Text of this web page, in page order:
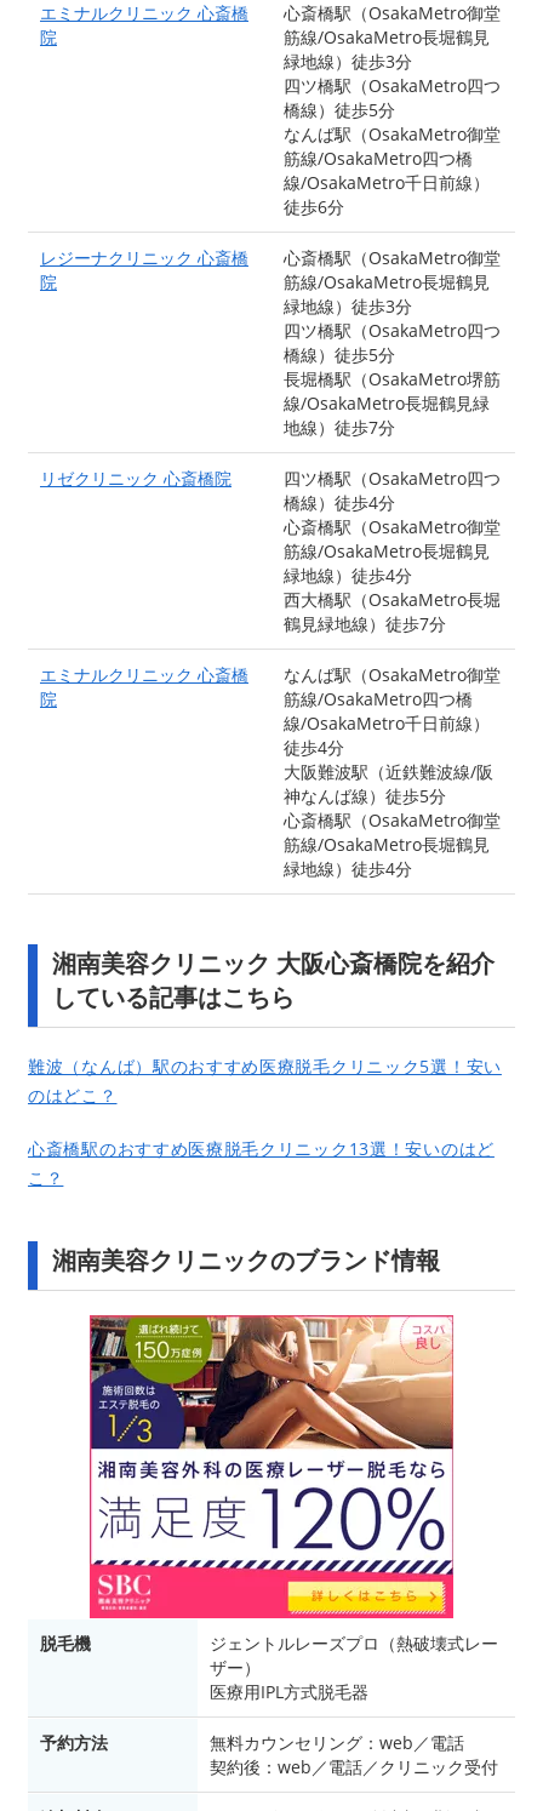
エミナルクリニック 心斎橋
院
心斎橋駅（OsakaMetro御堂
筋線/OsakaMetro長堀鶴見
緑地線）徒歩3分
四ツ橋駅（OsakaMetro四つ
橋線）徒歩5分
なんば駅（OsakaMetro御堂
筋線/OsakaMetro四つ橋
線/OsakaMetro千日前線）
徒歩6分
レジーナクリニック 心斎橋
院
心斎橋駅（OsakaMetro御堂
筋線/OsakaMetro長堀鶴見
緑地線）徒歩3分
四ツ橋駅（OsakaMetro四つ
橋線）徒歩5分
長堀橋駅（OsakaMetro堺筋
線/OsakaMetro長堀鶴見緑
地線）徒歩7分
リゼクリニック 心斎橋院
四ツ橋駅（OsakaMetro四つ
橋線）徒歩4分
心斎橋駅（OsakaMetro御堂
筋線/OsakaMetro長堀鶴見
緑地線）徒歩4分
西大橋駅（OsakaMetro長堀
鶴見緑地線）徒歩7分
エミナルクリニック 心斎橋
院
なんば駅（OsakaMetro御堂
筋線/OsakaMetro四つ橋
線/OsakaMetro千日前線）
徒歩4分
大阪難波駅（近鉄難波線/阪
神なんば線）徒歩5分
心斎橋駅（OsakaMetro御堂
筋線/OsakaMetro長堀鶴見
緑地線）徒歩4分
湘南美容クリニック 大阪心斎橋院を紹介
している記事はこちら
難波（なんば）駅のおすすめ医療脱毛クリニック5選！安い
のはどこ？
心斎橋駅のおすすめ医療脱毛クリニック13選！安いのはど
こ？
湘南美容クリニックのブランド情報
脱毛機
ジェントルレーズプロ（熱破壊式レー
ザー）
医療用IPL方式脱毛器
予約方法
無料カウンセリング：web／電話
契約後：web／電話／クリニック受付